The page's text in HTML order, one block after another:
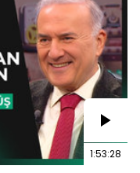
1:53:28